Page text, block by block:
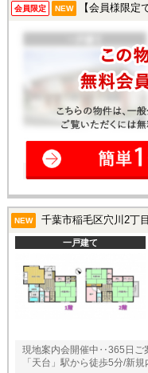
会員限定 NEW 【会員様限定
NEW 千葉市稲毛区穴川2丁
一戸建て
現地案内会開催中‥365日ご
「天台」駅から徒歩5分/新